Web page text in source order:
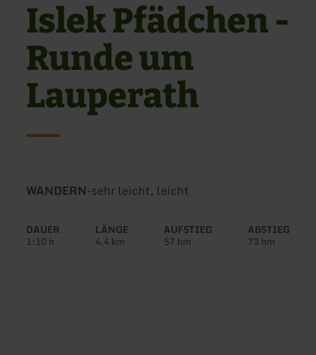
Islek Pfädchen -
Runde um
Lauperath
Art
Tour:
WANDERN-Schwierigkeit:
sehr leicht, leicht
DAUER
1:10 h
LÄNGE
4,4 km
AUFSTIEG
57 hm
ABSTIEG
73 hm